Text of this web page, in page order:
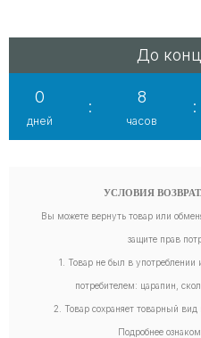
До
0
дней
:
8
часов
:
УСЛОВИЯ
Вы можете вернуть товар или
защите прав
1. Товар не был в употреблении
потребителем: царапин,
2. Товар сохраняет товарный вид
Подробнее